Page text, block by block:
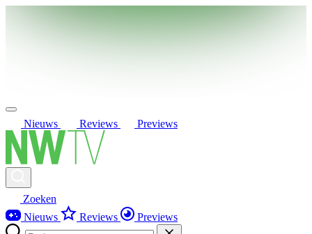
Nieuws Reviews Previews
Zoeken
Nieuws
Reviews Previews